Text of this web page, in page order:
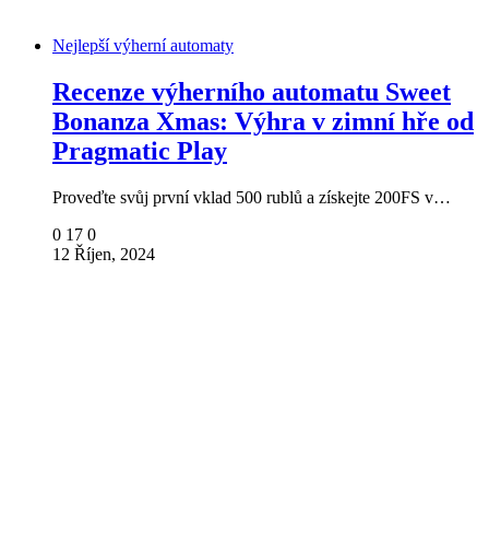
Nejlepší výherní automaty
Recenze výherního automatu Sweet
Bonanza Xmas: Výhra v zimní hře od
Pragmatic Play
Proveďte svůj první vklad 500 rublů a získejte 200FS v…
0 17 0
12 Říjen, 2024